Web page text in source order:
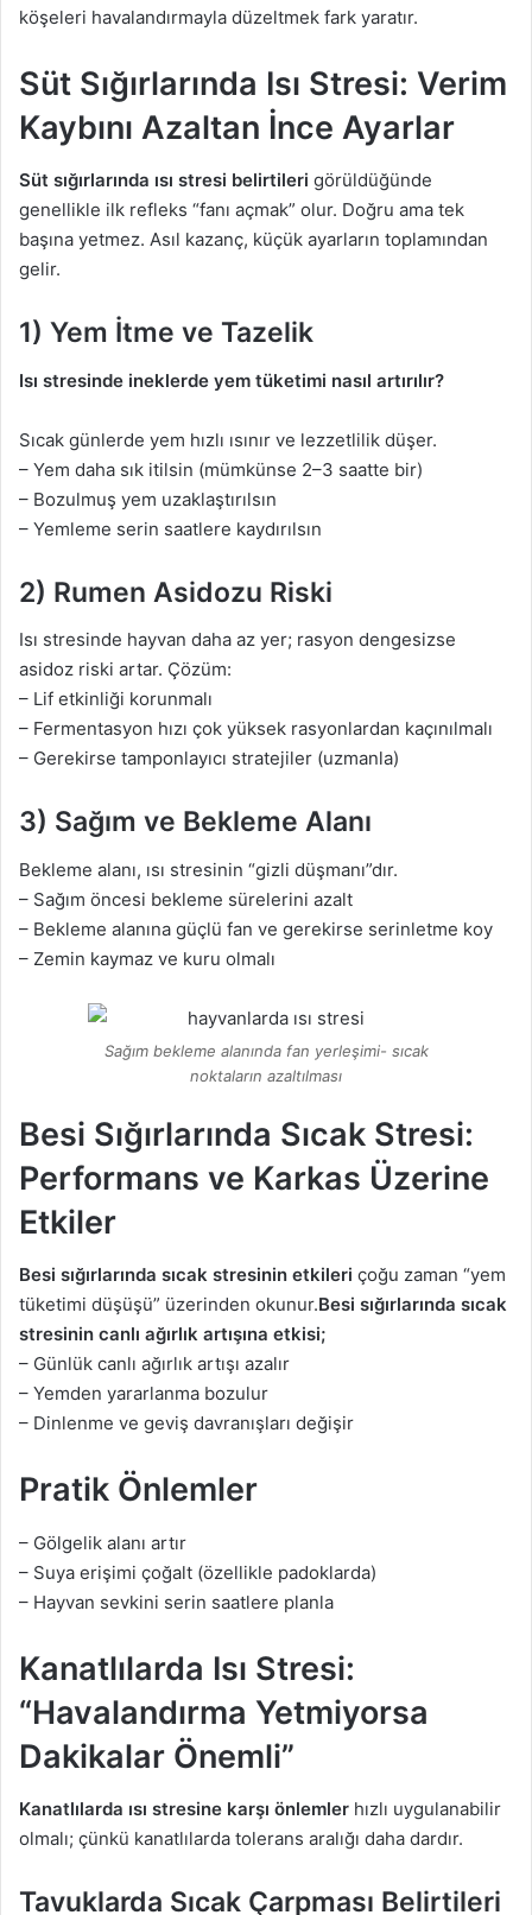
köşeleri havalandırmayla düzeltmek fark yaratır.
Süt Sığırlarında Isı Stresi: Verim
Kaybını Azaltan İnce Ayarlar
Süt sığırlarında ısı stresi belirtileri görüldüğünde
genellikle ilk refleks “fanı açmak” olur. Doğru ama tek
başına yetmez. Asıl kazanç, küçük ayarların toplamından
gelir.
1) Yem İtme ve Tazelik
Isı stresinde ineklerde yem tüketimi nasıl artırılır?
Sıcak günlerde yem hızlı ısınır ve lezzetlilik düşer.
– Yem daha sık itilsin (mümkünse 2–3 saatte bir)
– Bozulmuş yem uzaklaştırılsın
– Yemleme serin saatlere kaydırılsın
2) Rumen Asidozu Riski
Isı stresinde hayvan daha az yer; rasyon dengesizse
asidoz riski artar. Çözüm:
– Lif etkinliği korunmalı
– Fermentasyon hızı çok yüksek rasyonlardan kaçınılmalı
– Gerekirse tamponlayıcı stratejiler (uzmanla)
3) Sağım ve Bekleme Alanı
Bekleme alanı, ısı stresinin “gizli düşmanı”dır.
– Sağım öncesi bekleme sürelerini azalt
– Bekleme alanına güçlü fan ve gerekirse serinletme koy
– Zemin kaymaz ve kuru olmalı
Sağım bekleme alanında fan yerleşimi- sıcak
noktaların azaltılması
Besi Sığırlarında Sıcak Stresi:
Performans ve Karkas Üzerine
Etkiler
Besi sığırlarında sıcak stresinin etkileri çoğu zaman “yem
tüketimi düşüşü” üzerinden okunur.Besi sığırlarında sıcak
stresinin canlı ağırlık artışına etkisi;
– Günlük canlı ağırlık artışı azalır
– Yemden yararlanma bozulur
– Dinlenme ve geviş davranışları değişir
Pratik Önlemler
– Gölgelik alanı artır
– Suya erişimi çoğalt (özellikle padoklarda)
– Hayvan sevkini serin saatlere planla
Kanatlılarda Isı Stresi:
“Havalandırma Yetmiyorsa
Dakikalar Önemli”
Kanatlılarda ısı stresine karşı önlemler hızlı uygulanabilir
olmalı; çünkü kanatlılarda tolerans aralığı daha dardır.
Tavuklarda Sıcak Çarpması Belirtileri